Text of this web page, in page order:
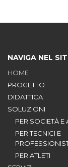
NAVIGA NEL
HOME
PROGETTO
DIDATTICA
SOLUZIONI
PER SOCIETÀ E
PER TECNICI E
PER ATLETI